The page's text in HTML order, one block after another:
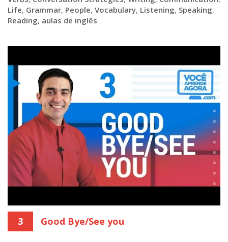
Life, Grammar, People, Vocabulary, Listening, Speaking,
Reading, aulas de inglês
3 Good Bye/See you